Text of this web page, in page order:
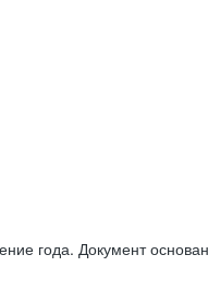
года. Документ